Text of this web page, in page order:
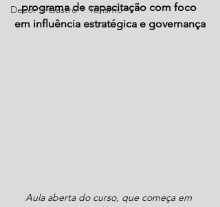
Decor + Gastro + Turismo
programa de capacitação com foco
em influência estratégica e governança
Aula aberta do curso, que começa em